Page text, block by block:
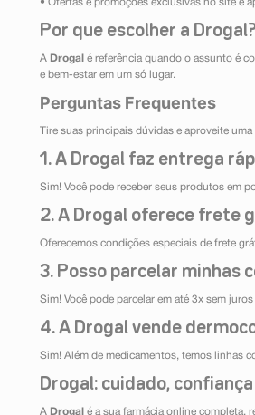
• Ofertas e promoções exclusivas no site e
Por que escolher a
A Drogal é referência quando o assunto é
e bem-estar em um só lugar.
Perguntas Frequentes
Tire suas principais dúvidas e aproveite
1. A Drogal faz entrega
Sim! Você pode receber seus produtos em
2. A Drogal oferece frete
Oferecemos condições especiais de frete
3. Posso parcelar minhas
Sim! Você pode parcelar em até 3x sem
4. A Drogal vende
Sim! Além de medicamentos, temos linhas
Drogal: cuidado,
A Drogal é a sua farmácia online completa,